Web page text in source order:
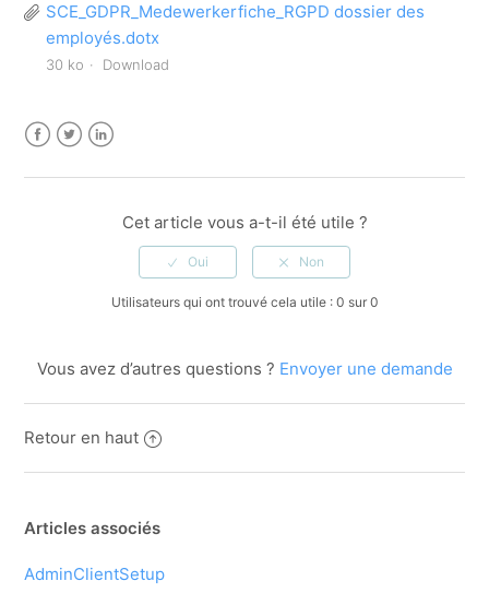
SCE_GDPR_Medewerkerfiche_RGPD dossier des
employés.dotx
30 ko Download
Cet article vous a-t-il été utile ?
Utilisateurs qui ont trouvé cela utile : 0 sur 0
Vous avez d’autres questions ? Envoyer une demande
Retour en haut
Articles associés
AdminClientSetup